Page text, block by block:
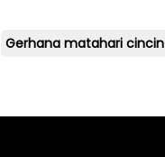
Gerhana matahari cincin